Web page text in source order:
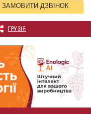
ЗАМОВИТИ ДЗВІНОК
ГРУЗІЯ